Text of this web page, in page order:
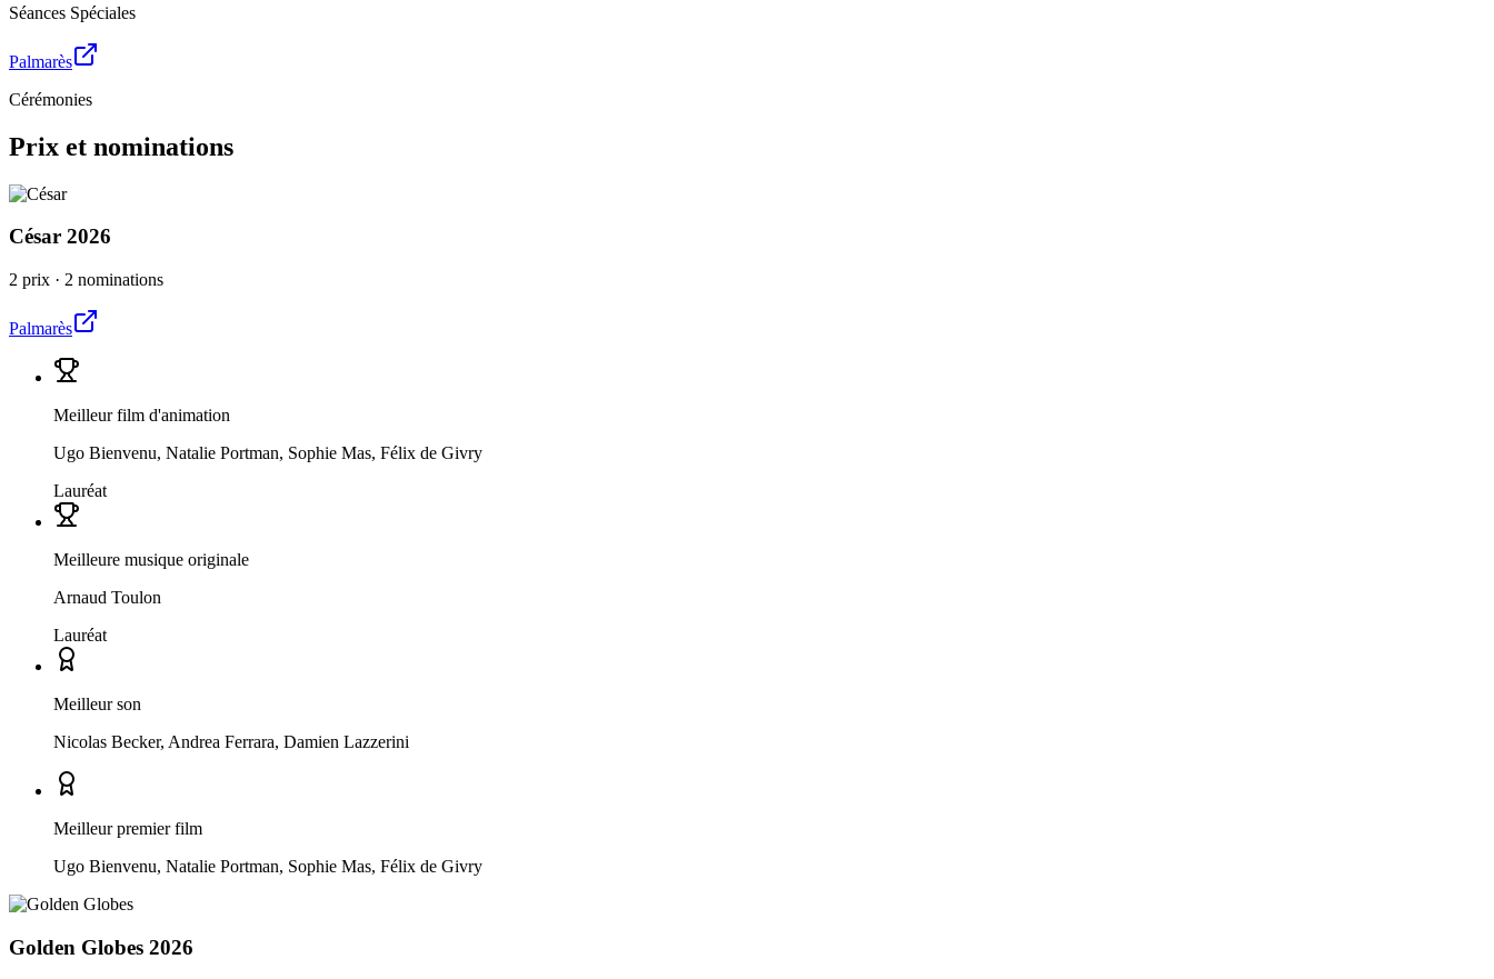
Séances Spéciales
Palmarès
Cérémonies
Prix et nominations
César 2026
2 prix · 2 nominations
Palmarès
Meilleur film d'animation
Ugo Bienvenu, Natalie Portman, Sophie Mas, Félix de Givry
Lauréat
Meilleure musique originale
Arnaud Toulon
Lauréat
Meilleur son
Nicolas Becker, Andrea Ferrara, Damien Lazzerini
Meilleur premier film
Ugo Bienvenu, Natalie Portman, Sophie Mas, Félix de Givry
Golden Globes 2026